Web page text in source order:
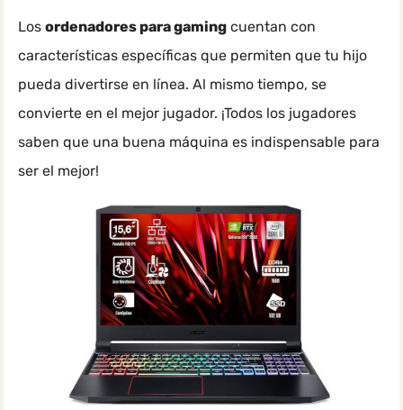
Los ordenadores para gaming cuentan con
características específicas que permiten que tu hijo
pueda divertirse en línea. Al mismo tiempo, se
convierte en el mejor jugador. ¡Todos los jugadores
saben que una buena máquina es indispensable para
ser el mejor!